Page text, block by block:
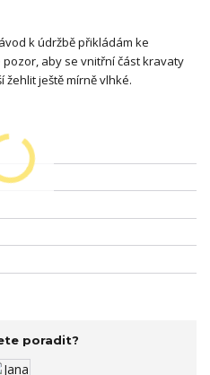
k údržbě přikládám ke
aby se vnitřní část kravaty
ještě mírně vlhké.
poradit?